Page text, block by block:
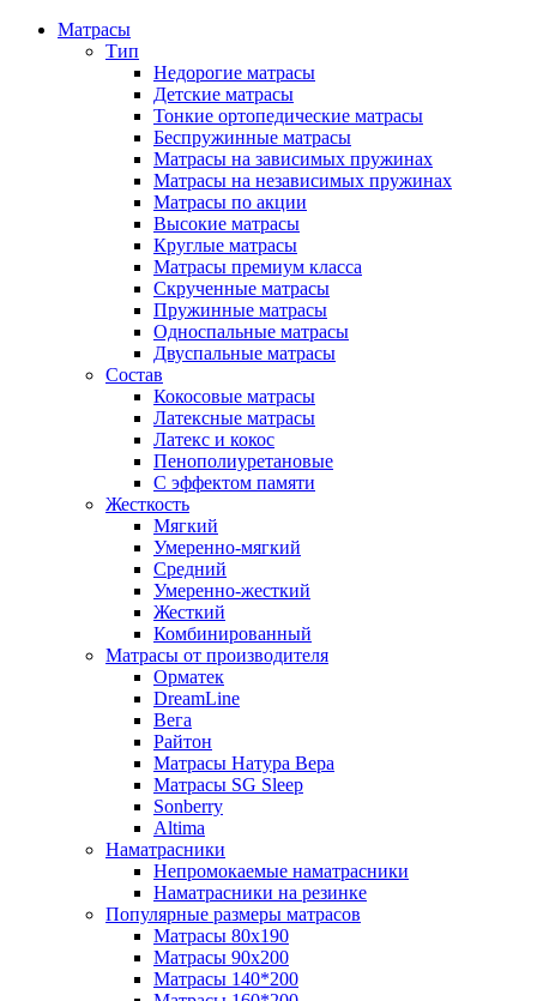
Матрасы
Тип
Недорогие матрасы
Детские матрасы
Тонкие ортопедические матрасы
Беспружинные матрасы
Матрасы на зависимых пружинах
Матрасы на независимых пружинах
Матрасы по акции
Высокие матрасы
Круглые матрасы
Матрасы премиум класса
Скрученные матрасы
Пружинные матрасы
Односпальные матрасы
Двуспальные матрасы
Состав
Кокосовые матрасы
Латексные матрасы
Латекс и кокос
Пенополиуретановые
С эффектом памяти
Жесткость
Мягкий
Умеренно-мягкий
Средний
Умеренно-жесткий
Жесткий
Комбинированный
Матрасы от производителя
Орматек
DreamLine
Вега
Райтон
Матрасы Натура Вера
Матрасы SG Sleep
Sonberry
Altima
Наматрасники
Непромокаемые наматрасники
Наматрасники на резинке
Популярные размеры матрасов
Матрасы 80x190
Матрасы 90x200
Матрасы 140*200